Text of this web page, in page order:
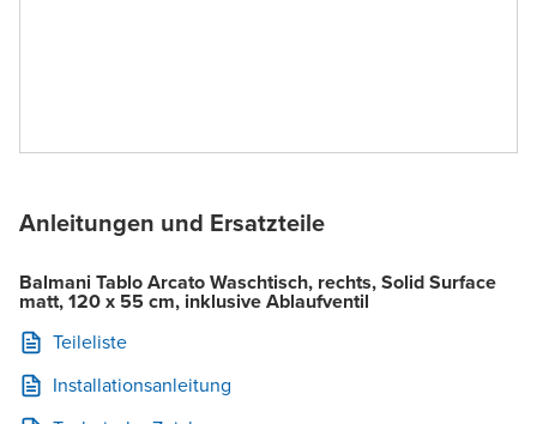
Anleitungen und Ersatzteile
Balmani Tablo Arcato Waschtisch, rechts, Solid Surface
matt, 120 x 55 cm, inklusive Ablaufventil
Teileliste
Installationsanleitung